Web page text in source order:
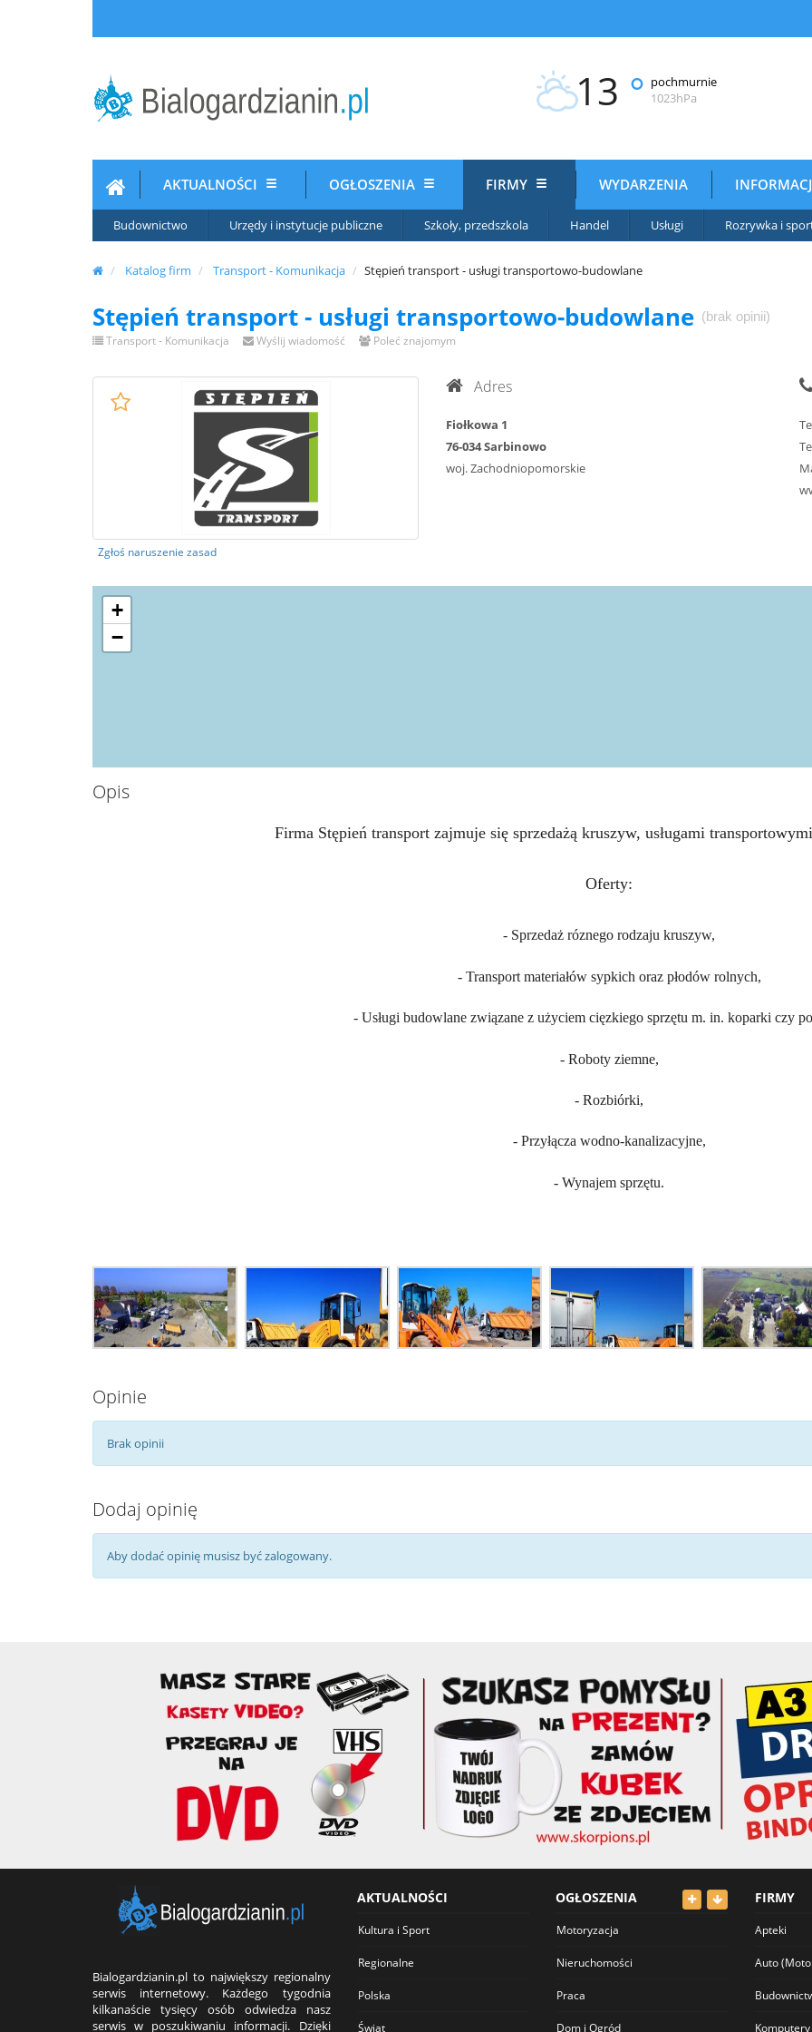
13 ° pochmurnie
1023hPa
AKTUALNOŚCI OGŁOSZENIA FIRMY
Budownictwo Urzędy i instytucje publiczne Szkoły, przedszkola Handel Usługi Rozrywka i
WYDARZENIA
Katalog firm Transport - Komunikacja Stępień transport - usługi transportowo-budowlane
Stępień transport - usługi transportowo-budowlane (brak opinii)
Transport - Komunikacja
Wyślij wiadomość Poleć znajomym
Zgłoś naruszenie zasad
Adres
Fiołkowa 1
76-034 Sarbinowo
woj. Zachodniopomorskie
+
−
Opis
Firma Stępień transport zajmuje się sprzedażą kruszyw, usługami
Oferty:
- Sprzedaż róznego rodzaju kruszyw,
- Transport materiałów sypkich oraz płodów rolnych,
- Usługi budowlane związane z użyciem cięzkiego sprzętu m. in. koparki czy
- Roboty ziemne,
- Rozbiórki,
- Przyłącza wodno-kanalizacyjne,
- Wynajem sprzętu.
Opinie
Brak opinii
Dodaj opinię
Aby dodać opinię musisz być zalogowany.
Bialogardzianin.pl to największy regionalny
serwis internetowy. Każdego tygodnia
kilkanaście tysięcy osób odwiedza nasz
serwis w poszukiwaniu informacji. Dzięki
AKTUALNOŚCI
Kultura i Sport
Regionalne
Polska
Świat
OGŁOSZENIA
Motoryzacja
Nieruchomości
Praca
Dom i Ogród
FIRMY
Apteki
Auto
Komputery